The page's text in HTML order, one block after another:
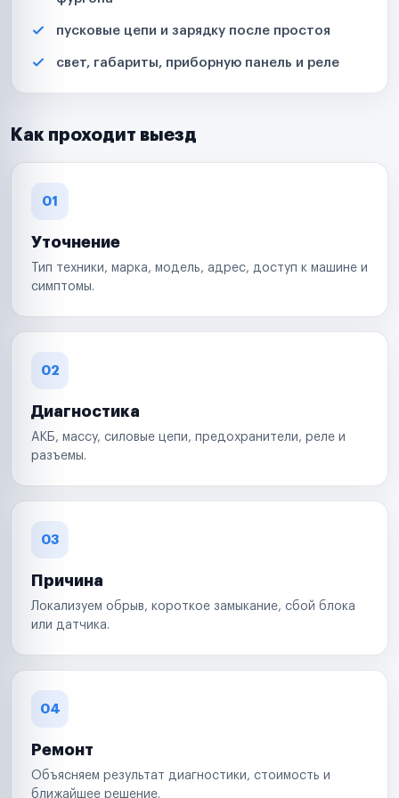
пусковые цепи и зарядку после простоя
свет, габариты, приборную панель и реле
Как проходит выезд
01
Уточнение
Тип техники, марка, модель, адрес, доступ к машине и
симптомы.
02
Диагностика
АКБ, массу, силовые цепи, предохранители, реле и
разъемы.
03
Причина
Локализуем обрыв, короткое замыкание, сбой блока
или датчика.
04
Ремонт
Объясняем результат диагностики, стоимость и
ближайшее решение.